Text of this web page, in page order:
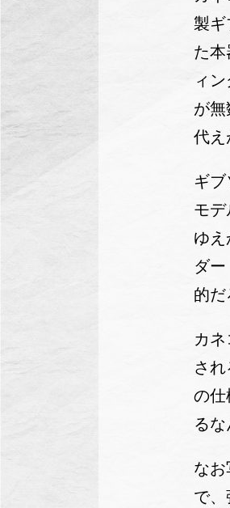
製ギ
た
ィ
が
代え
ギ
モ
ゆ
ダ
的だ
カ
さ
の仕
る
な
で、